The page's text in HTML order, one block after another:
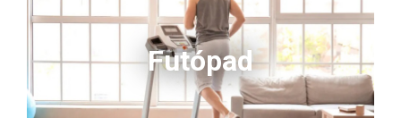
Futópad